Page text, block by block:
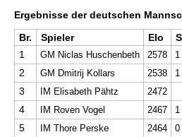
Ergebnisse der deutschen
Br.
Spieler Elo
1
GM Niclas Huschenbeth 2578 1
2 GM Dmitrij Kollars 2538 1
3 IM Elisabeth Pähtz 2472
4 IM Roven Vogel 2467 1
5 IM Thore Perske 2464 0